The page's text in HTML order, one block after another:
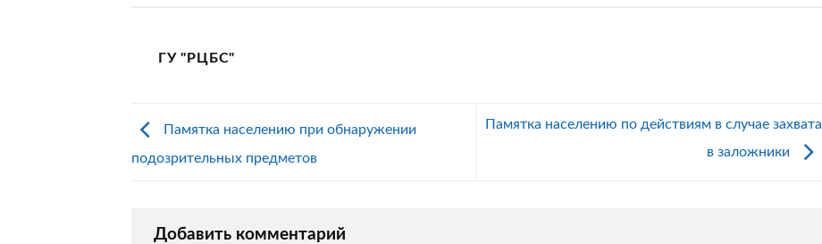
ГУ "РЦБС"
Памятка населению при обнаружении
подозрительных предметов
Памятка населению по действиям в случае захвата
в заложники
Добавить комментарий